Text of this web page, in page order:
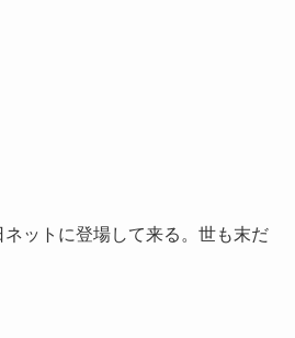
ットに登場して来る。世も末だ